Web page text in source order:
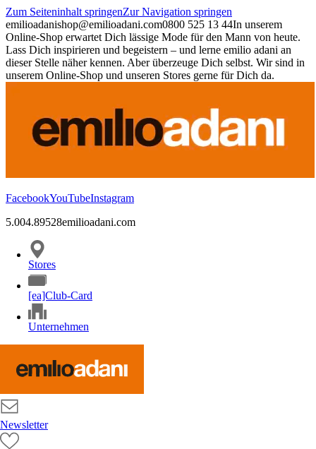
Zum Seiteninhalt springenZur Navigation springen
emilioadanishop@emilioadani.com0800 525 13 44In unserem
Online-Shop erwartet Dich lässige Mode für den Mann von heute.
Lass Dich inspirieren und begeistern – und lerne emilio adani an
dieser Stelle näher kennen. Aber überzeuge Dich selbst. Wir sind in
unserem Online-Shop und unseren Stores gerne für Dich da.
FacebookYouTubeInstagram
5.004.89528emilioadani.com
Stores
[ea]Club-Card
Unternehmen
Newsletter